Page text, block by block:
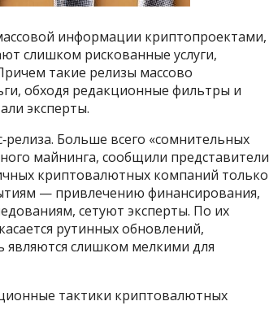
информации криптопроектами,
слишком рискованные услуги,
такие релизы массово
обходя редакционные фильтры и
эксперты.
Больше всего «сомнительных
майнинга, сообщили представители
криптовалютных компаний только
— привлечению финансирования,
сетуют эксперты. По их
рутинных обновлений,
являются слишком мелкими для
тактики криптовалютных